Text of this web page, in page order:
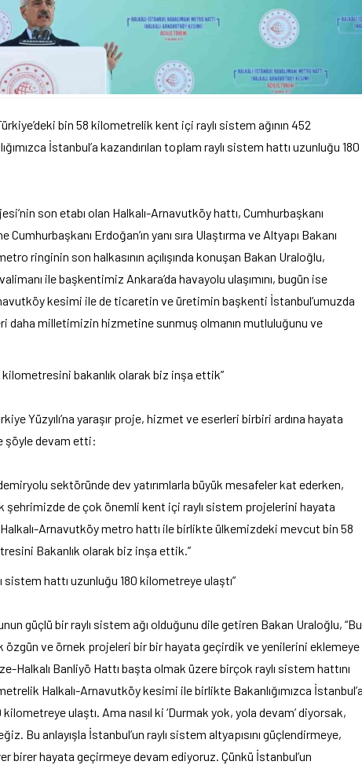
bin 58 kilometrelik kent içi raylı sistem ağının 452
İstanbul’a kazandırılan toplam raylı sistem hattı uzunluğu 180
son etabı olan Halkalı-Arnavutköy hattı, Cumhurbaşkanı
Cumhurbaşkanı Erdoğan’ın yanı sıra Ulaştırma ve Altyapı Bakanı
ringinin son halkasının açılışında konuşan Bakan Uraloğlu,
ile başkentimiz Ankara’da havayolu ulaşımını, bugün ise
kesimi ile de ticaretin ve üretimin başkenti İstanbul’umuzda
daha milletimizin hizmetine sunmuş olmanın mutluluğunu ve
bakanlık olarak biz inşa ettik”
Yüzyılı’na yaraşır proje, hizmet ve eserleri birbiri ardına hayata
şöyle devam etti:
sektöründe dev yatırımlarla büyük mesafeler kat ederken,
de çok önemli kent içi raylı sistem projelerini hayata
Arnavutköy metro hattı ile birlikte ülkemizdeki mevcut bin 58
Bakanlık olarak biz inşa ettik.”
sistem hattı uzunluğu 180 kilometreye ulaştı”
güçlü bir raylı sistem ağı olduğunu dile getiren Bakan Uraloğlu, “Bu
özgün ve örnek projeleri bir bir hayata geçirdik ve yenilerini eklemeye
Halkalı Banliyö Hattı başta olmak üzere birçok raylı sistem hattını
Halkalı-Arnavutköy kesimi ile birlikte Bakanlığımızca
ulaştı. Ama nasıl ki ‘Durmak yok, yola devam’ diyorsak,
Bu anlayışla İstanbul’un raylı sistem altyapısını güçlendirmeye,
birer hayata geçirmeye devam ediyoruz. Çünkü İstanbul’un